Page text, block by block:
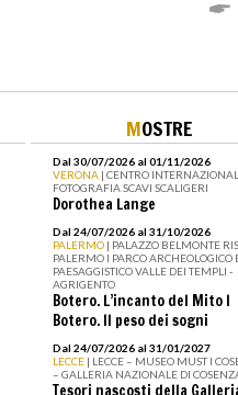
MOSTRE
Dal 30/07/2026 al 01/11/2026
VERONA | CENTRO
FOTOGRAFIA SCAVI SCALIGERI
Dorothea Lange
Dal 24/07/2026 al 31/10/2026
PALERMO | PALAZZO BELMONTE
PALERMO I PARCO ARCHEOLOGICO
PAESAGGISTICO VALLE DEI TEMPLI -
AGRIGENTO
Botero. L’incanto del Mito I
Botero. Il peso dei sogni
Dal 24/07/2026 al 31/01/2027
LECCE | LECCE – MUSEO MUST I
– GALLERIA NAZIONALE DI
Tesori nascosti della